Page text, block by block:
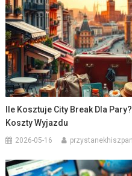
Ile Kosztuje City Break Dla
Koszty Wyjazdu
2026-05-16